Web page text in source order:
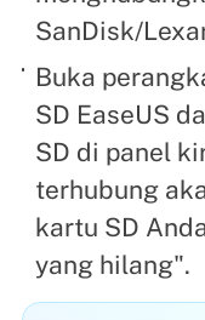
SanDisk/
Buka
SD EaseUS
SD di panel
terhubung
kartu SD
yang hilang".